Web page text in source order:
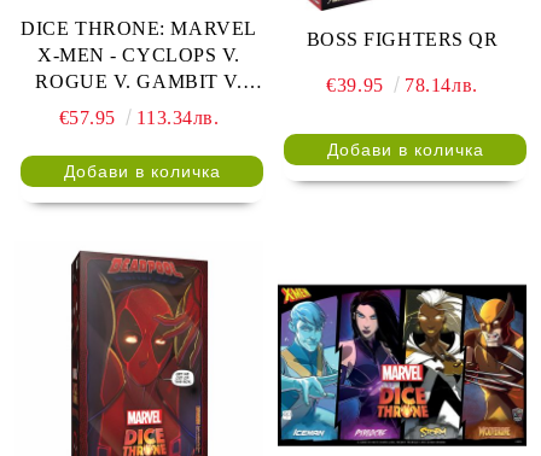
DICE THRONE: MARVEL
X-MEN - CYCLOPS V.
ROGUE V. GAMBIT V.
JEAN GRAY
€57.95 113.34лв.
BOSS FIGHTERS QR
€39.95 78.14лв.